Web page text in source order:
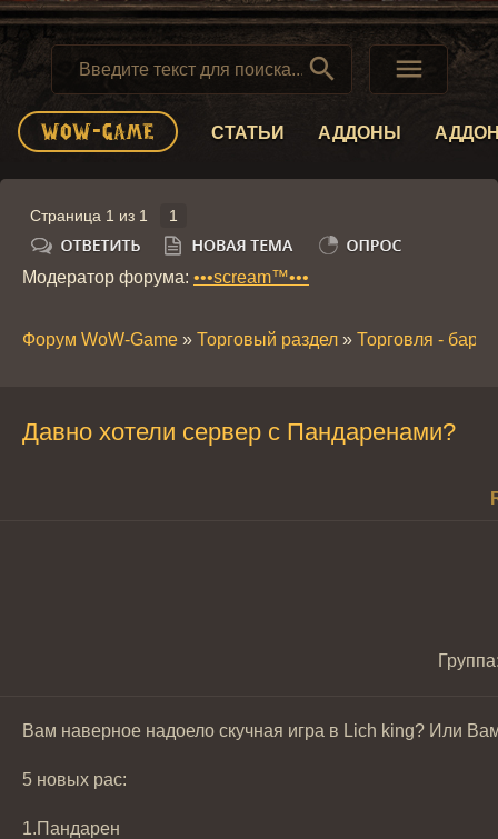
 
СТАТЬИ АДДОНЫ
Страница 1 из 1 1
Модератор форума: •••scream™•••
Форум WoW-Game » Торговый раздел » Торговля -
Давно хотели сервер с Пандаренами?
Вам наверное надоело скучная игра в Lich king? Или
5 новых рас:
1.Пандарен